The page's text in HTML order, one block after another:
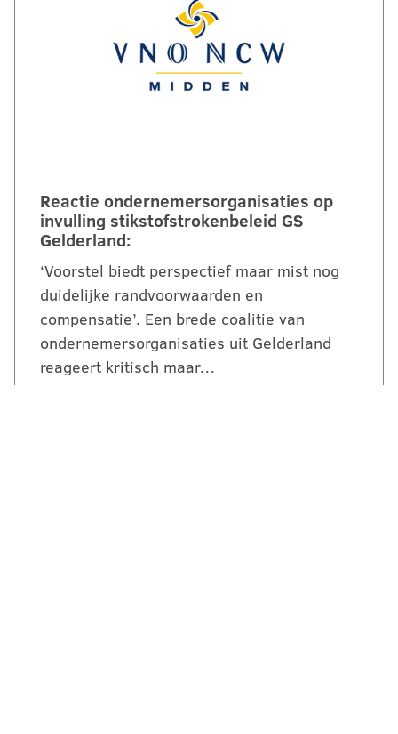
Reactie ondernemersorganisaties op
invulling stikstofstrokenbeleid GS
Gelderland:
‘Voorstel biedt perspectief maar mist nog
duidelijke randvoorwaarden en
compensatie’. Een brede coalitie van
ondernemersorganisaties uit Gelderland
reageert kritisch maar…